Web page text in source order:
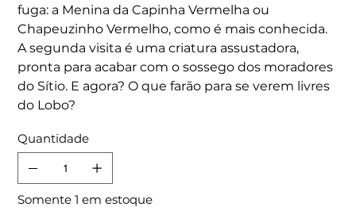
fuga: a Menina da Capinha Vermelha ou
Chapeuzinho Vermelho, como é mais conhecida.
A segunda visita é uma criatura assustadora,
pronta para acabar com o sossego dos moradores
do Sítio. E agora? O que farão para se verem livres
do Lobo?
Quantidade
Somente 1 em estoque